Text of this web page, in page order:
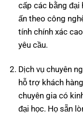
cấp các bằng
ấn theo công
tính chính xác
yêu cầu.
Dịch vụ chuyên
hỗ trợ khách
chuyên gia có
đại học. Họ sẵn